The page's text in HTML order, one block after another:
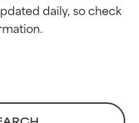
daily, so check
con
la piel. Su
y
con
la piel. Su
y